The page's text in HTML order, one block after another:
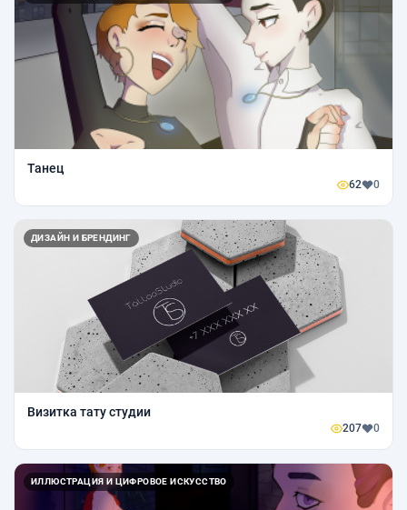
Танец
62 0
ДИЗАЙН И БРЕНДИНГ
Визитка тату студии
207 0
ИЛЛЮСТРАЦИЯ И ЦИФРОВОЕ ИСКУССТВО